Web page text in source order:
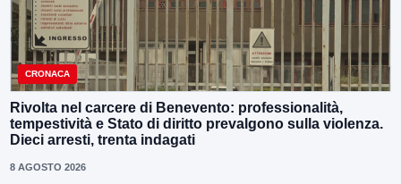
CRONACA
Rivolta nel carcere di Benevento: professionalità,
tempestività e Stato di diritto prevalgono sulla violenza.
Dieci arresti, trenta indagati
8 AGOSTO 2026